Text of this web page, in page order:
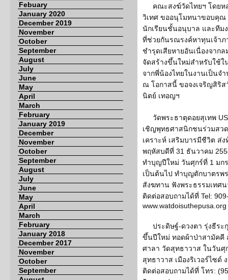
Febuary
January 2020
December 2019
November
October
September
August
July
June
May
April
March
February
January 2019
December
November
October
September
August
July
June
May
April
March
February
January 2018
December 2017
November
October
September
คณะสงฆ์วัดไทยฯ โดยห
วิเทศ ขออนุโมทนาขอบคุ
นักเรียนชั้นอนุบาล และทีม
ที่ช่วยกันรณรงค์หาทุนเจ้า
ชำรุดเสียหายอันเนื่องจาก
จัดสร้างขึ้นใหม่สำหรับใช้ใ
จากพี่น้องไทยในงานเป็น
ณ โอกาสนี้ ขอจงเจริญสิริ
นิตย์ เทอญฯ
วัดพระธาตุดอยสุเทพ
เชิญพุทธศาสนิกชนร่วมสว
เคราะห์ เสริมบารมีชีวิต ส่
พฤหัสบดีที่ 31 ธันวาคม
ทำบุญปีใหม่ วันศุกร์ที่ 1 มก
เป็นต้นไป ทำบุญตักบาตรพ
สังฆทาน ฟังพระธรรมเทศ
ติดต่อสอบถามได้ที่ Tel:
ประดิษฐ์-ดวงตา รุ่งธีร
ขึ้นปีใหม่ ทอดผ้าป่าสามัค
ศาลา วัดสุทธาวาส ในวัน
สุทธาวาส เมืองริเวอร์ไซด์
ติดต่อสอบถามได้ที่ โทร: